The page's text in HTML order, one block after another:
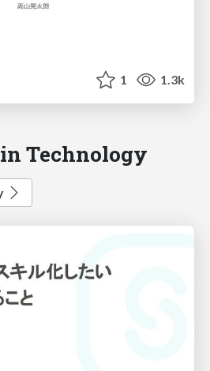
1 1.3k
Technology